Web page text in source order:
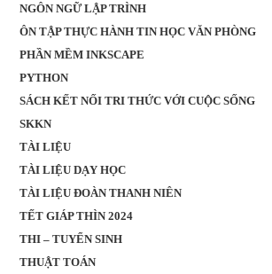
NGÔN NGỮ LẬP TRÌNH
ÔN TẬP THỰC HÀNH TIN HỌC VĂN PHÒNG
PHẦN MỀM INKSCAPE
PYTHON
SÁCH KẾT NỐI TRI THỨC VỚI CUỘC SỐNG
SKKN
TÀI LIỆU
TÀI LIỆU DẠY HỌC
TÀI LIỆU ĐOÀN THANH NIÊN
TẾT GIÁP THÌN 2024
THI – TUYỂN SINH
THUẬT TOÁN